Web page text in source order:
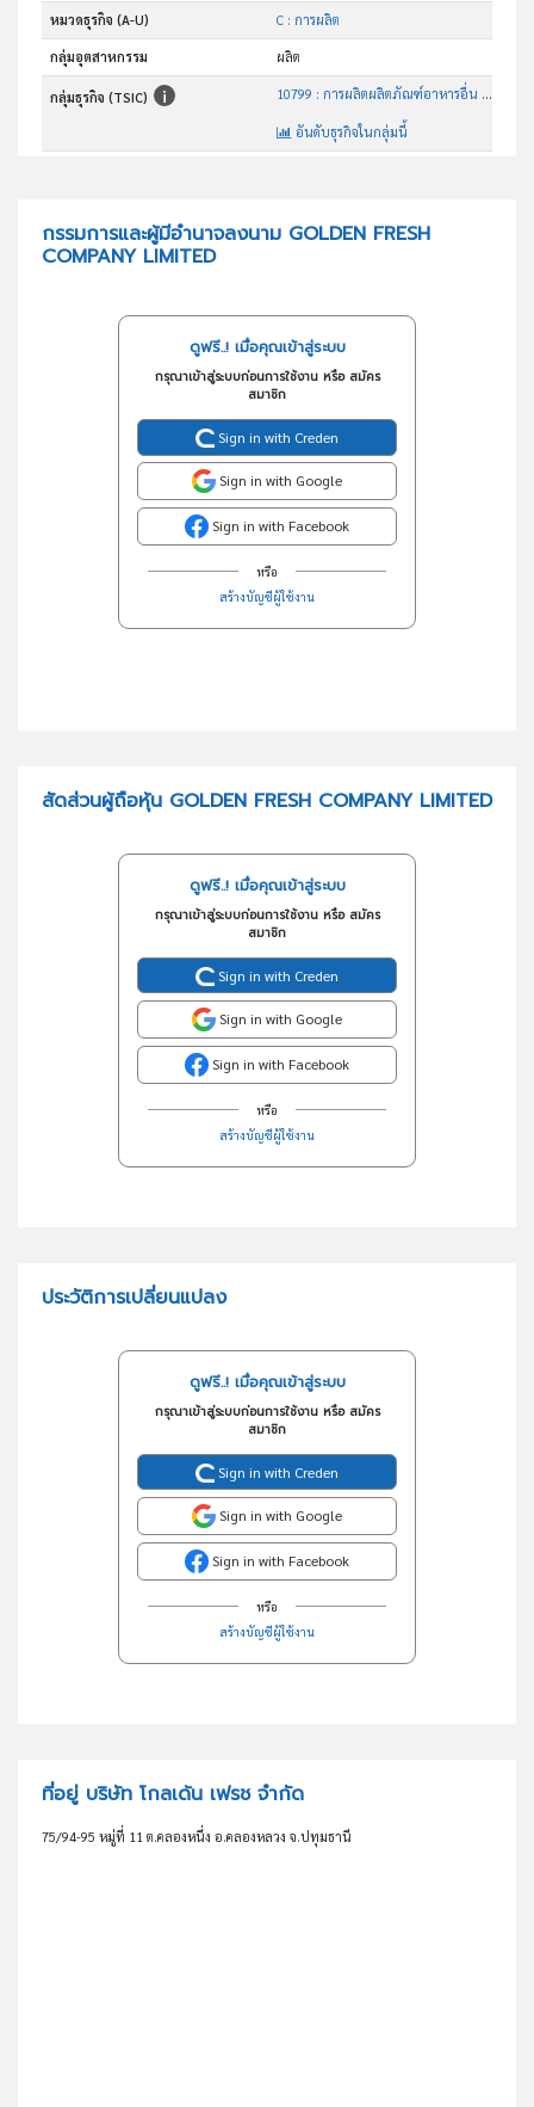
หมวดธุรกิจ (A-U) C : การผลิต
กลุ่มอุตสาหกรรม ผลิต
กลุ่มธุรกิจ (TSIC) 10799 : การผลิตผลิตภัณฑ์อาหารอื่น ๆ ซึ่งมิได้จัดประเภทไว้ในที่อื่น
อันดับธุรกิจในกลุ่มนี้
กรรมการและผู้มีอำนาจลงนาม GOLDEN FRESH
COMPANY LIMITED
ดูฟรี..! เมื่อคุณเข้าสู่ระบบ
กรุณาเข้าสู่ระบบก่อนการใช้งาน หรือ สมัคร
สมาชิก
Sign in with Creden
Sign in with Google
Sign in with Facebook
หรือ
สร้างบัญชีผู้ใช้งาน
สัดส่วนผู้ถือหุ้น GOLDEN FRESH COMPANY LIMITED
ดูฟรี..! เมื่อคุณเข้าสู่ระบบ
กรุณาเข้าสู่ระบบก่อนการใช้งาน หรือ สมัคร
สมาชิก
Sign in with Creden
Sign in with Google
Sign in with Facebook
หรือ
สร้างบัญชีผู้ใช้งาน
ประวัติการเปลี่ยนแปลง
ดูฟรี..! เมื่อคุณเข้าสู่ระบบ
กรุณาเข้าสู่ระบบก่อนการใช้งาน หรือ สมัคร
สมาชิก
Sign in with Creden
Sign in with Google
Sign in with Facebook
หรือ
สร้างบัญชีผู้ใช้งาน
ที่อยู่ บริษัท โกลเด้น เฟรช จำกัด
75/94-95 หมู่ที่ 11 ต.คลองหนึ่ง อ.คลองหลวง จ.ปทุมธานี